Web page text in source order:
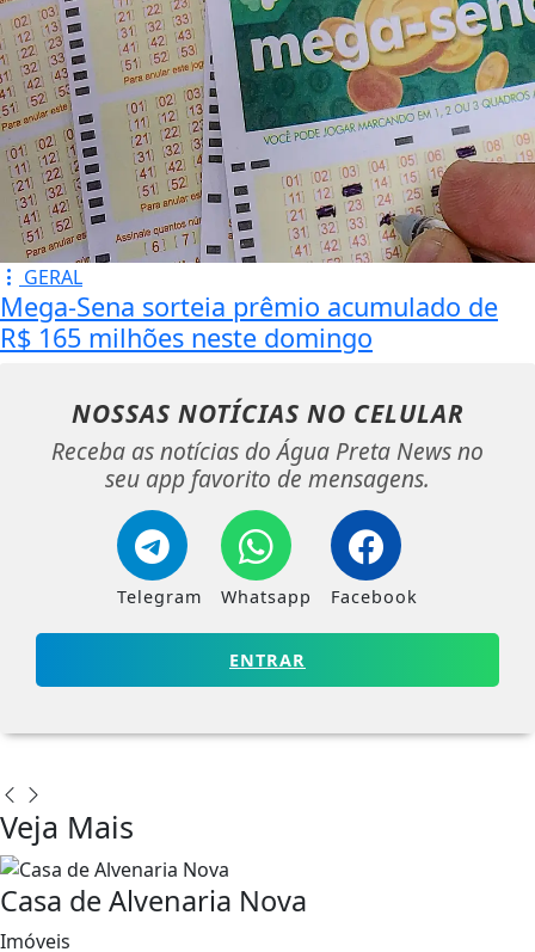
GERAL
Mega-Sena sorteia prêmio acumulado de
R$ 165 milhões neste domingo
NOSSAS NOTÍCIAS NO CELULAR
Receba as notícias do Água Preta News no
seu app favorito de mensagens.
Telegram Whatsapp Facebook
ENTRAR
Veja Mais